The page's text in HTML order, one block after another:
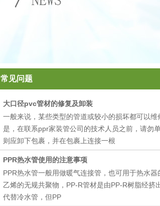
常见问题
大口径pvc管材的修复及卸装
一般来说，某些类型的管道或较小的损坏都可以
是，在联系ppr家装管公司的技术人员之前，请勿
则应卸下包裹，并在包裹上连接一根
PPR热水管使用的注意事项
PPR热水管一般用做暖气连接管，也可用于热水
乙烯的无规共聚物，PP-R管材是由PP-R树脂经
代替冷水管，但PP